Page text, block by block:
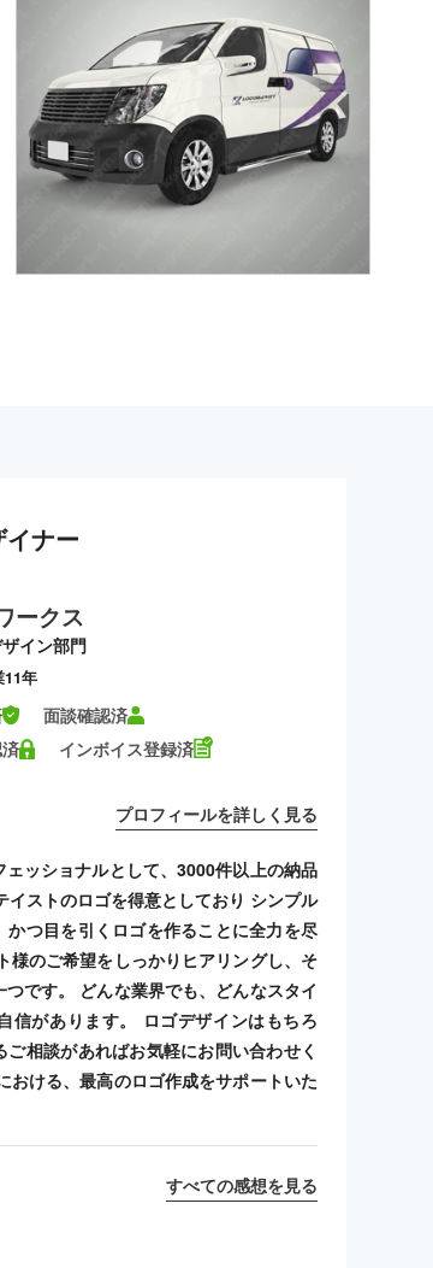
イナー
ークス
イン部門
11年
面談確認済
インボイス登録済
プロフィールを詳しく見る
ッショナルとして、3000件以上の納品
イストのロゴを得意としており シンプル
かつ目を引くロゴを作ることに全力を尽
様のご希望をしっかりヒアリングし、そ
です。 どんな業界でも、どんなスタイ
信があります。 ロゴデザインはもちろ
相談があればお気軽にお問い合わせく
おける、最高のロゴ作成をサポートいた
すべての感想を見る